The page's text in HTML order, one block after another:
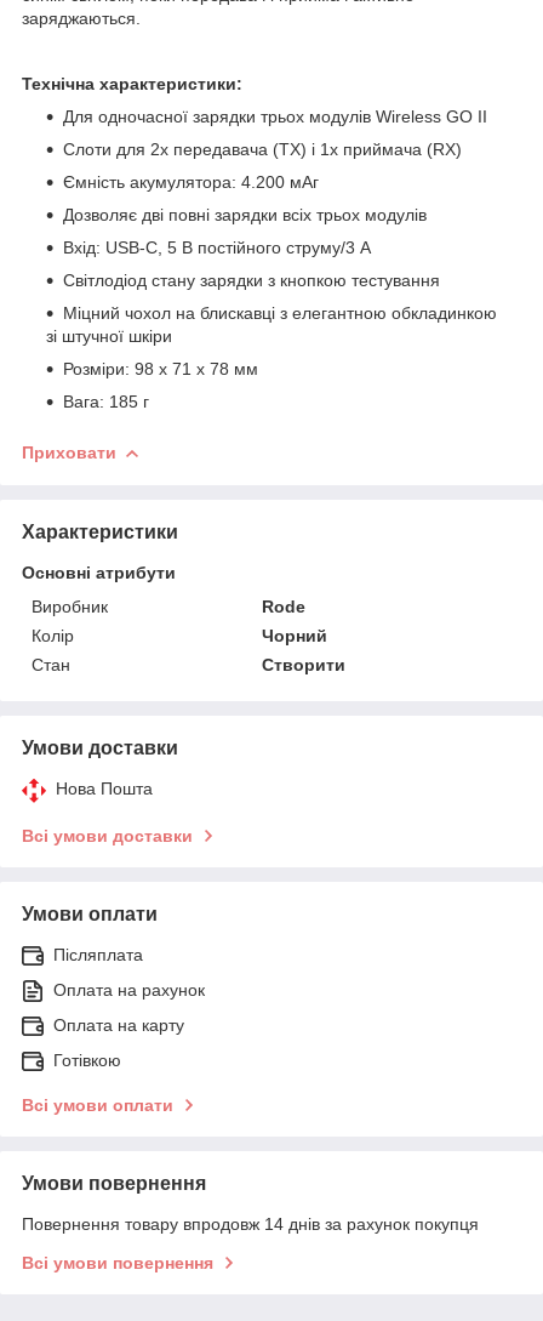
заряджаються.
Технічна характеристики:
Для одночасної зарядки трьох модулів Wireless GO II
Слоти для 2x передавача (TX) і 1x приймача (RX)
Ємність акумулятора: 4.200 мАг
Дозволяє дві повні зарядки всіх трьох модулів
Вхід: USB-C, 5 В постійного струму/3 А
Світлодіод стану зарядки з кнопкою тестування
Міцний чохол на блискавці з елегантною обкладинкою
зі штучної шкіри
Розміри: 98 x 71 x 78 мм
Вага: 185 г
Приховати
Характеристики
Основні атрибути
Виробник
Rode
Колір
Чорний
Стан
Створити
Умови доставки
Нова Пошта
Всі умови доставки
Умови оплати
Післяплата
Оплата на рахунок
Оплата на карту
Готівкою
Всі умови оплати
Умови повернення
Повернення товару впродовж 14 днів за рахунок покупця
Всі умови повернення